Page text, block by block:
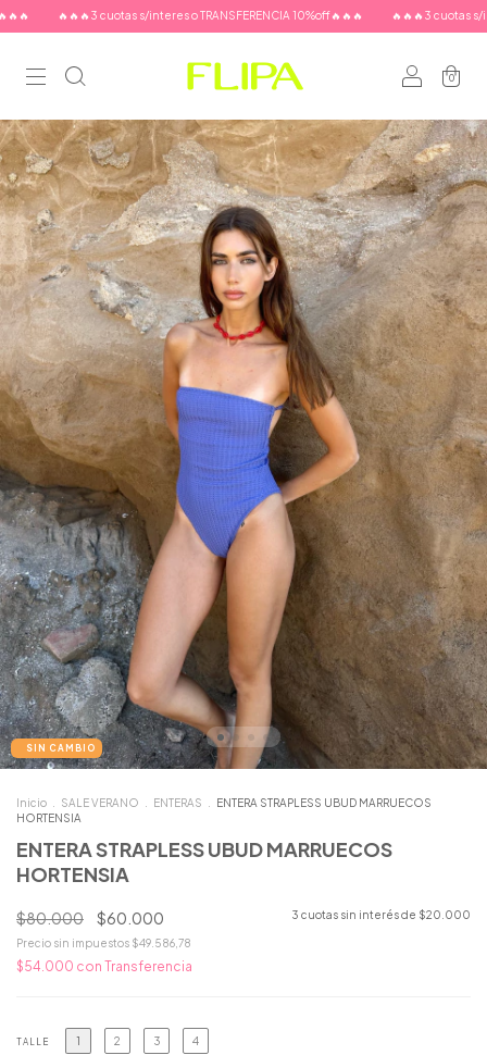
🔥🔥🔥3 cuotas s/interes o TRANSFERENCIA 10%off🔥🔥🔥 🔥🔥🔥3 cuotas s/
0
Inicio SALE VERANO ENTERAS
ENTERA STRAPLESS UBUD MARRUECOS
HORTENSIA
ENTERA STRAPLESS UBUD MARRUECOS
HORTENSIA
$80.000 $60.000 3 cuotas sin interés de $20.000
Precio sin impuestos $49.586,78
$54.000 con Transferencia
TALLE 1 2 3 4